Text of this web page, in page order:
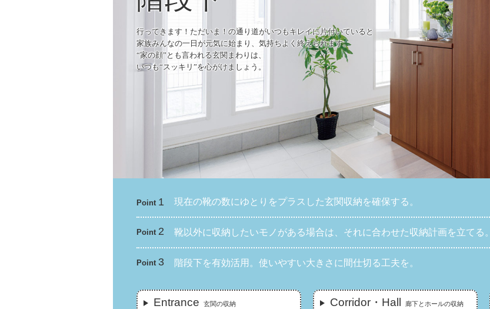
行ってきます！ただいま！の通り道がいつもキレイに片付いていると
家族みんなの一日が元気に始まり、気持ちよく終えられます。
“家の顔”とも言われる玄関まわりは、
いつも“スッキリ”を心がけましょう。
Point 1 現在の靴の数にゆとりをプラスした玄関収納を確保する。
Point 2 靴以外に収納したいモノがある場合は、それに合わせた収納計画を立てる。
Point 3 階段下を有効活用。使いやすい大きさに間仕切る工夫を。
Entrance 玄関の収納 Corridor・Hall 廊下とホールの収納